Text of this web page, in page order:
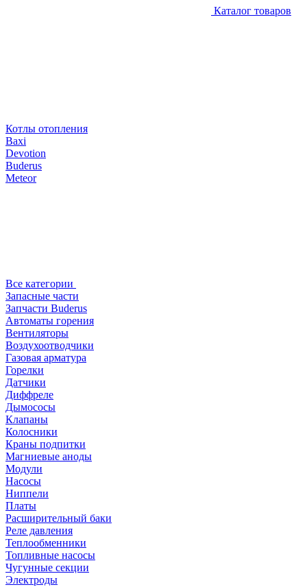
Каталог товаров
Котлы отопления
Baxi
Devotion
Buderus
Meteor
Все категории
Запасные части
Запчасти Buderus
Автоматы горения
Вентиляторы
Воздухоотводчики
Газовая арматура
Горелки
Датчики
Диффреле
Дымососы
Клапаны
Колосники
Краны подпитки
Магниевые аноды
Модули
Насосы
Ниппели
Платы
Расширительный баки
Реле давления
Теплообменники
Топливные насосы
Чугунные секции
Электроды